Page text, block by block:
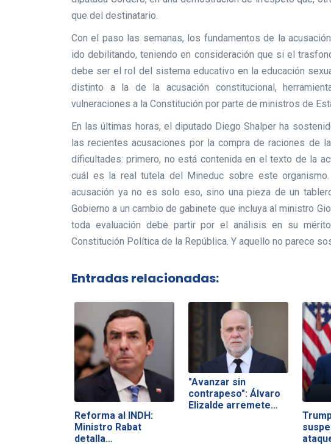
que del destinatario.
Con el paso las semanas, los fundamentos de la
ido debilitando, teniendo en consideración que si el
debe ser el rol del sistema educativo en la educación
distinto a la de la acusación constitucional,
vulneraciones a la Constitución por parte de ministros de
En las últimas horas, el diputado Diego Shalper ha
las recientes acusaciones por la compra de raciones de
dificultades: primero, no está contenida en el texto de la
cuál es la real tutela del Mineduc sobre este
acusación ya no es solo eso, sino una pieza de un
Gobierno a un cambio de gabinete que incluya al ministro
toda evaluación debe partir por el análisis en su
Constitución Política de la República. Y aquello no parece
Entradas relacionadas:
Reforma al INDH:
Ministro Rabat
detalla
"Avanzar sin
contrapeso": Álvaro
Elizalde arremete…